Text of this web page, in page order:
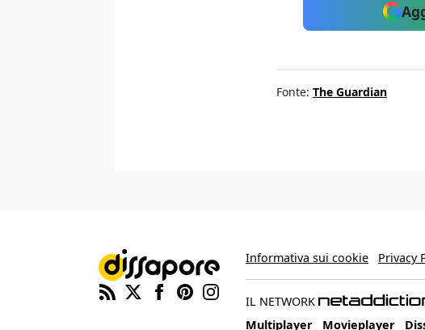
Fonte: The Guardian
Informativa sui cookie Privacy
IL NETWORK
Multiplayer
Movieplayer